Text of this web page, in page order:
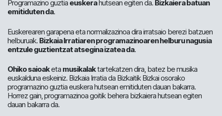
Programazino guztia euskerahutsean egiten da. Bizkaiera batuan
emitiduten da.
Euskerearen garapena eta normalizazinoa dira irratsaio berezi batzuen
helburuak. Bizkaia Irratiaren programazinoaren helburu nagusia
entzule guztientzat atsegina izatea da.
Ohiko saioaketa musikalaktartekatzen dira, batez be musika
euskalduna eskeiniz. Bizkaia Irratia da Bizkaitik Bizkai osorako
programazino guztia euskera hutsean emitiduten dauan bakarra.
Horrez gain, programazinoa goitik behera bizkaiera hutsean egiten
dauan bakarra da.